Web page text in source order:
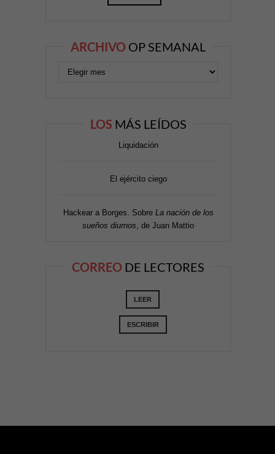
ARCHIVO OP SEMANAL
LOS MÁS LEÍDOS
Liquidación
El ejército ciego
Hackear a Borges. Sobre La nación de los
sueños diurnos , de Juan Mattio
CORREO DE LECTORES
LEER
ESCRIBIR